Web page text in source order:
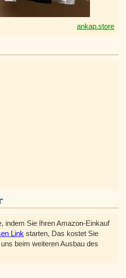
ankap.store
indem Sie Ihren Amazon-Einkauf
Link starten, Das kostet Sie
beim weiteren Ausbau des